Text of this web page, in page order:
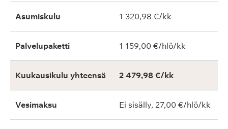
Asumiskulu 1 320,98 €/kk
Palvelupaketti 1 159,00 €/hlö/kk
Kuukausikulu yhteensä 2 479,98 €/kk
Vesimaksu Ei sisälly, 27,00 €/hlö/kk